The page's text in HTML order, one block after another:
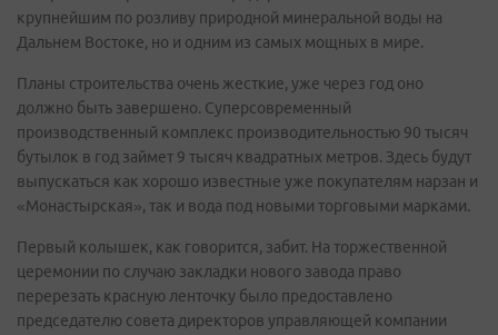
крупнейшим по розливу природной минеральной воды на
Дальнем Востоке, но и одним из самых мощных в мире.
Планы строительства очень жесткие, уже через год оно
должно быть завершено. Суперсовременный
производственный комплекс производительностью 90 тысяч
бутылок в год займет 9 тысяч квадратных метров. Здесь будут
выпускаться как хорошо известные уже покупателям нарзан и
«Монастырская», так и вода под новыми торговыми марками.
Первый колышек, как говорится, забит. На торжественной
церемонии по случаю закладки нового завода право
перерезать красную ленточку было предоставлено
председателю совета директоров управляющей компании